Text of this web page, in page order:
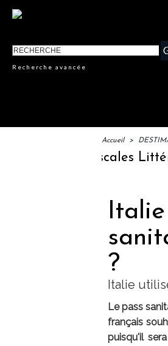
Recherche avancée
Accueil >
des "Escales
?
Italie
Le pass
français
puisqu'il